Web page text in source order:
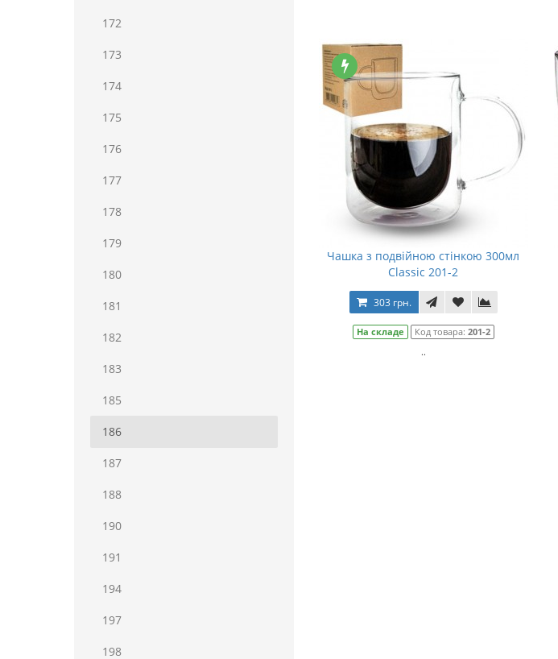
172
173
174
175
176
177
178
179
180
181
182
183
185
186
187
188
190
191
194
197
198
Чашка з подвійною стінкою 300мл
Classic 201-2
303 грн.
На складе Код товара: 201-2
..